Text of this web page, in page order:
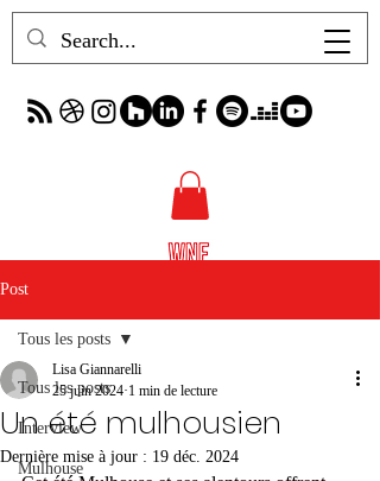
Post
Tous les posts
Interview
Mulhouse
Tous les posts
Un été mulhousien
Lisa Giannarelli
25 juin 2024 1 min de lecture
Dernière mise à jour : 19 déc. 2024